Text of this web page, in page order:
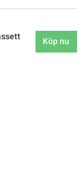
Köp nu